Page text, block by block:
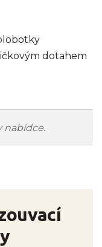
dotahem
nabídce.